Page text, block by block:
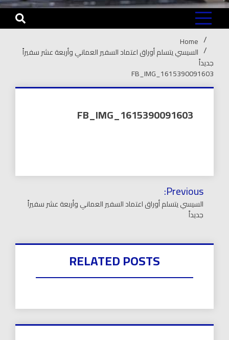
Home
السيسي يتسلم أوراق اعتماد السفير العماني وأربعة عشر سفيراً
جديداً
FB_IMG_1615390091603
FB_IMG_1615390091603
تصفّح
المقالات
Previous:
السيسي يتسلم أوراق اعتماد السفير العماني وأربعة عشر سفيراً
جديداً
RELATED POSTS